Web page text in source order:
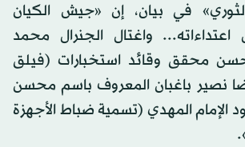
في بيان، إن «جيش الكيان
واغتال الجنرال محمد
محقق وقائد استخبارات (فيلق
نصير باغبان المعروف باسم محسن
من جنود الإمام المهدي (تسمية ضباط الأجهزة